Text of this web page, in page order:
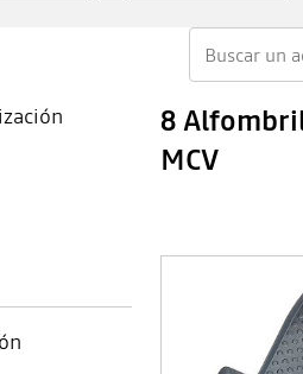
8
MCV